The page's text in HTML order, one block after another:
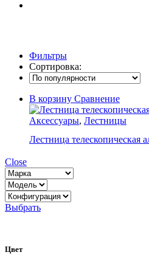
Фильтры
Сортировка:
В корзину Сравнение
Аксессуары, Лестницы
Лестница телескопическая
Close
Выбрать
Цвет